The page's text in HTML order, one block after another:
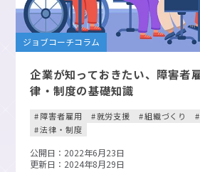
ジョブコーチコラム
企業が知っておきたい、障害者
律・制度の基礎知識
障害者雇用 就労支援 組織づくり
法律・制度
公開日：2022年6月23日
更新日：2024年8月29日